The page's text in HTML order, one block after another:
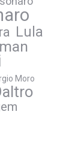
Lula
Moro